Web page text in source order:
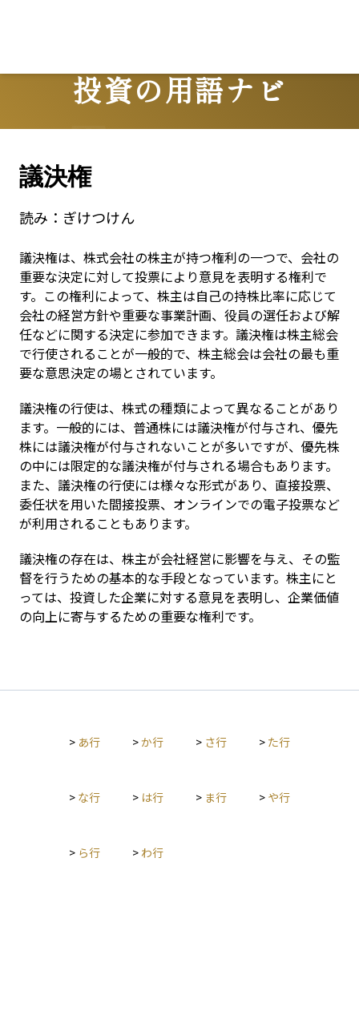
投資の用語ナビ
Terms
議決権
読み： ぎけつけん
議決権は、株式会社の株主が持つ権利の一つで、会社の
重要な決定に対して投票により意見を表明する権利で
す。この権利によって、株主は自己の持株比率に応じて
会社の経営方針や重要な事業計画、役員の選任および解
任などに関する決定に参加できます。議決権は株主総会
で行使されることが一般的で、株主総会は会社の最も重
要な意思決定の場とされています。
議決権の行使は、株式の種類によって異なることがあり
ます。一般的には、普通株には議決権が付与され、優先
株には議決権が付与されないことが多いですが、優先株
の中には限定的な議決権が付与される場合もあります。
また、議決権の行使には様々な形式があり、直接投票、
委任状を用いた間接投票、オンラインでの電子投票など
が利用されることもあります。
議決権の存在は、株主が会社経営に影響を与え、その監
督を行うための基本的な手段となっています。株主にと
っては、投資した企業に対する意見を表明し、企業価値
の向上に寄与するための重要な権利です。
> あ行 >か行 > さ行 > た行
> な行 > は行 > ま行 > や行
> ら行 > わ行